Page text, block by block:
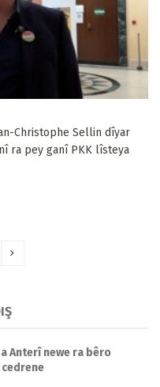
Christophe Sellin dîyar
ra pey ganî PKK lîsteya
Anterî newe ra bêro